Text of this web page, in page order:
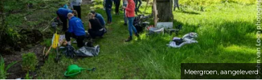
Meergroen, aangeleverd